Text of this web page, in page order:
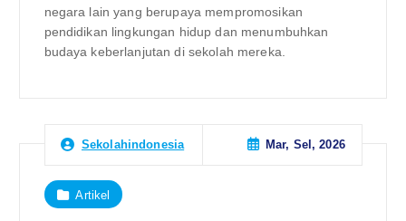
negara lain yang berupaya mempromosikan
pendidikan lingkungan hidup dan menumbuhkan
budaya keberlanjutan di sekolah mereka.
Sekolahindonesia Mar, Sel, 2026
Artikel